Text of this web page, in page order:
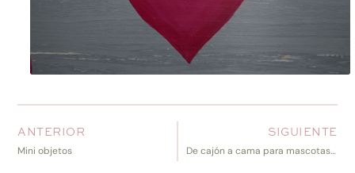
ANTERIOR
Mini objetos
SIGUIENTE
De cajón a cama para mascotas {DIY – VP en TV}